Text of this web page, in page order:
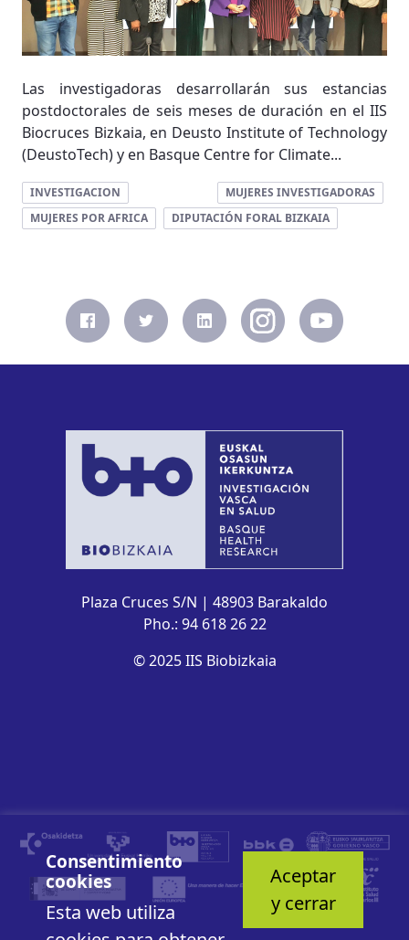
Las investigadoras desarrollarán sus estancias
postdoctorales de seis meses de duración en el IIS
Biocruces Bizkaia, en Deusto Institute of Technology
(DeustoTech) y en Basque Centre for Climate...
INVESTIGACION
MUJERES INVESTIGADORAS
MUJERES POR AFRICA
DIPUTACIÓN FORAL BIZKAIA
Plaza Cruces S/N | 48903 Barakaldo
Pho.: 94 618 26 22
© 2025 IIS Biobizkaia
Consentimiento
cookies
Esta web utiliza
Aceptar
y cerrar